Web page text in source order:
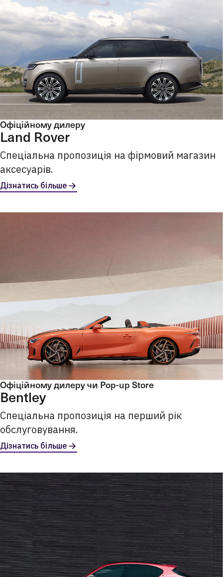
Офіційному дилеру
Land Rover
Спеціальна пропозиція на фірмовий магазин
аксесуарів.
Дізнатись більше
Офіційному дилеру чи Pop-up Store
Bentley
Спеціальна пропозиція на перший рік
обслуговування.
Дізнатись більше